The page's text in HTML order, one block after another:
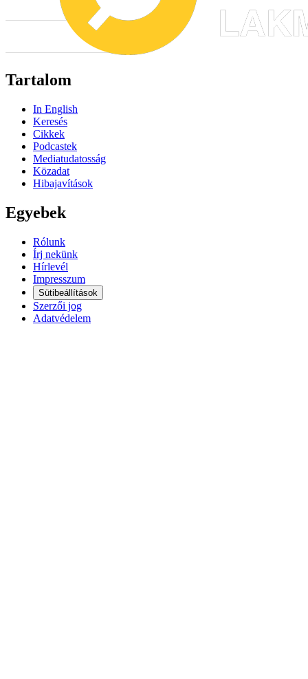
Tartalom
In English
Keresés
Cikkek
Podcastek
Mediatudatosság
Közadat
Hibajavítások
Egyebek
Rólunk
Írj nekünk
Hírlevél
Impresszum
Sütibeállítások
Szerzői jog
Adatvédelem